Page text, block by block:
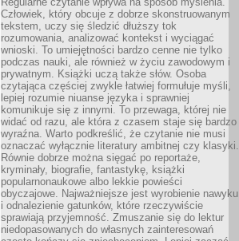
Człowiek, który obcuje z dobrze skonstruowanym
tekstem, uczy się śledzić dłuższy tok
rozumowania, analizować kontekst i wyciągać
wnioski. To umiejętności bardzo cenne nie tylko
podczas nauki, ale również w życiu zawodowym i
prywatnym. Książki uczą także słów. Osoba
czytająca częściej zwykle łatwiej formułuje myśli,
lepiej rozumie niuanse języka i sprawniej
komunikuje się z innymi. To przewaga, której nie
widać od razu, ale która z czasem staje się bardzo
wyraźna. Warto podkreślić, że czytanie nie musi
oznaczać wyłącznie literatury ambitnej czy klasyki.
Równie dobrze można sięgać po reportaże,
kryminały, biografie, fantastykę, książki
popularnonaukowe albo lekkie powieści
obyczajowe. Najważniejsze jest wyrobienie nawyku
i odnalezienie gatunków, które rzeczywiście
sprawiają przyjemność. Zmuszanie się do lektur
niedopasowanych do własnych zainteresowań